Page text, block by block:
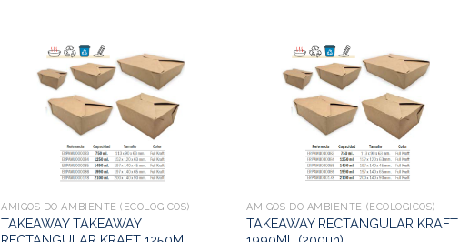
AMIGOS DO AMBIENTE (ECOLÓGICOS)
TAKEAWAY TAKEAWAY
AMIGOS DO AMBIENTE (ECOLÓGICOS)
TAKEAWAY RECTANGULAR KRAFT